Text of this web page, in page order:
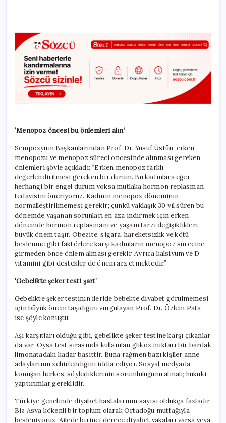
‘Menopoz öncesi bu önlemleri alın’
Sempozyum Başkanlarından Prof. Dr. Yusuf Üstün, erken
menopozu ve menopoz süreci öncesinde alınması gereken
önlemleri şöyle açıkladı: “Erken menopoz farklı
değerlendirilmesi gereken bir durum. Bu kadınlara eğer
herhangi bir engel durum yoksa mutlaka hormon replasman
tedavisini öneriyoruz. Kadının menopoz döneminin
normalleştirilmemesi gerekir; çünkü yaklaşık 30 yıl süren bu
dönemde yaşanan sorunları en aza indirmek için erken
dönemde hormon replasmanı ve yaşam tarzı değişiklikleri
büyük önem taşır. Obezite, sigara, hareketsizlik ve kötü
beslenme gibi faktörlere karşı kadınların menopoz sürecine
girmeden önce önlem alması gerekir. Ayrıca kalsiyum ve D
vitamini gibi destekler de önem arz etmektedir.”
‘Gebelikte şeker testi şart’
Gebelikte şeker testinin ileride bebekte diyabet görülmemesi
için büyük önem taşıdığını vurgulayan Prof. Dr. Özlem Pata
ise şöyle konuştu:
Aşı karşıtları olduğu gibi, gebelikte şeker testine karşı çıkanlar
da var. Oysa test sırasında kullanılan glikoz miktarı bir bardak
limonatadaki kadar basittir. Buna rağmen bazı kişiler anne
adaylarının zehirlendiğini iddia ediyor. Sosyal medyada
konuşan herkes, söylediklerinin sorumluluğunu almalı; hukuki
yaptırımlar gereklidir.
Türkiye genelinde diyabet hastalarının sayısı oldukça fazladır.
Biz Asya kökenli bir toplum olarak Ortadoğu mutfağıyla
besleniyoruz. Ailede birinci derece diyabet vakaları varsa veya